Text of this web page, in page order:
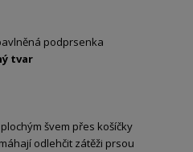
podprsenka
tvar
plochým švem přes košíčky
odlehčit zátěži prsou